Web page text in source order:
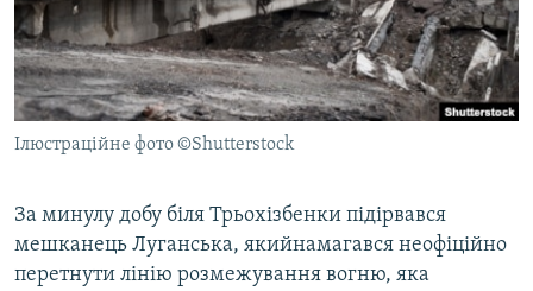
СПЕЦПРОЄКТИ
ПОДКАСТИ
КРИМ РЕАЛІЇ
УКР
КТАТ
Ілюстраційне фото ©Shutterstock
За минулу добу біля Трьохізбенки підірвався
мешканець Луганська, якийнамагався неофіційно
перетнути лінію розмежування вогню, яка